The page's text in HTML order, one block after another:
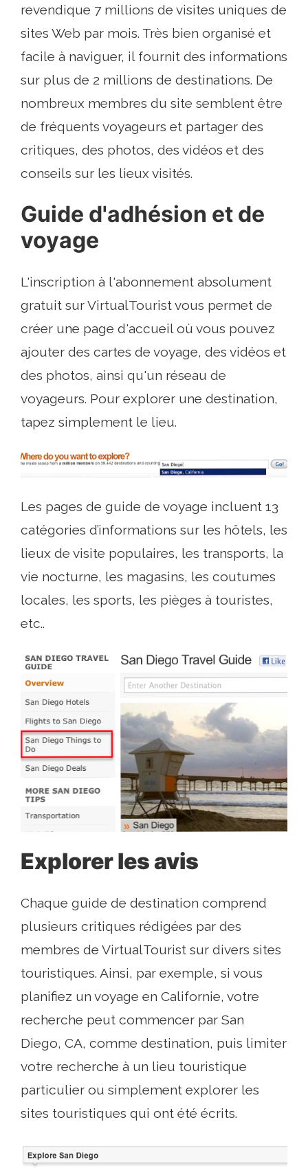
revendique 7 millions de visites uniques de
sites Web par mois. Très bien organisé et
facile à naviguer, il fournit des informations
sur plus de 2 millions de destinations. De
nombreux membres du site semblent être
de fréquents voyageurs et partager des
critiques, des photos, des vidéos et des
conseils sur les lieux visités.
Guide d'adhésion et de
voyage
L'inscription à l'abonnement absolument
gratuit sur VirtualTourist vous permet de
créer une page d'accueil où vous pouvez
ajouter des cartes de voyage, des vidéos et
des photos, ainsi qu'un réseau de
voyageurs. Pour explorer une destination,
tapez simplement le lieu.
Les pages de guide de voyage incluent 13
catégories d’informations sur les hôtels, les
lieux de visite populaires, les transports, la
vie nocturne, les magasins, les coutumes
locales, les sports, les pièges à touristes,
etc..
Explorer les avis
Chaque guide de destination comprend
plusieurs critiques rédigées par des
membres de VirtualTourist sur divers sites
touristiques. Ainsi, par exemple, si vous
planifiez un voyage en Californie, votre
recherche peut commencer par San
Diego, CA, comme destination, puis limiter
votre recherche à un lieu touristique
particulier ou simplement explorer les
sites touristiques qui ont été écrits.